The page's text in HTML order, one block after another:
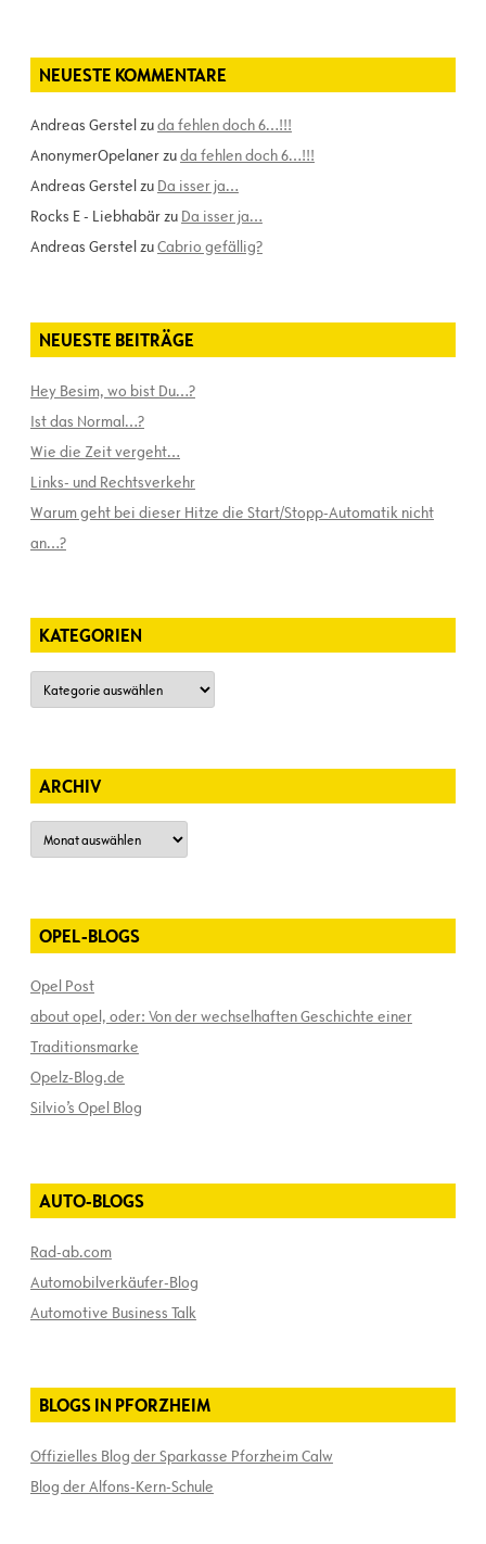
NEUESTE KOMMENTARE
Andreas Gerstelzuda fehlen doch 6…!!!
AnonymerOpelanerzuda fehlen doch 6…!!!
Andreas Gerstelzu Da isser ja…
Rocks E - Liebhabärzu Da isser ja…
Andreas GerstelzuCabrio gefällig?
NEUESTE BEITRÄGE
Hey Besim, wo bist Du…?
Ist das Normal…?
Wie die Zeit vergeht…
Links- und Rechtsverkehr
Warum geht bei dieser Hitze die Start/Stopp-Automatik nicht
an…?
KATEGORIEN
Kategorien
ARCHIV
Archiv
OPEL-BLOGS
Opel Post
about opel, oder: Von der wechselhaften Geschichte einer
Traditionsmarke
Opelz-Blog.de
Silvio’s Opel Blog
AUTO-BLOGS
Rad-ab.com
Automobilverkäufer-Blog
Automotive Business Talk
BLOGS IN PFORZHEIM
Offizielles Blog der Sparkasse Pforzheim Calw
Blog der Alfons-Kern-Schule